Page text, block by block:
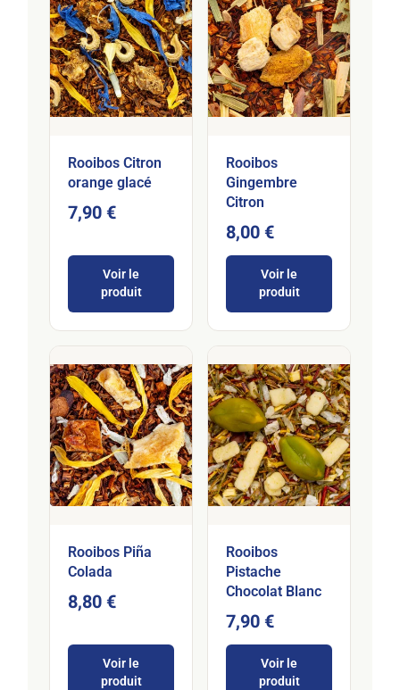
Rooibos Citron
orange glacé
7,90 €
Voir le
produit
Rooibos
Gingembre
Citron
8,00 €
Voir le
produit
Rooibos Piña
Colada
8,80 €
Voir le
produit
Rooibos
Pistache
Chocolat Blanc
7,90 €
Voir le
produit